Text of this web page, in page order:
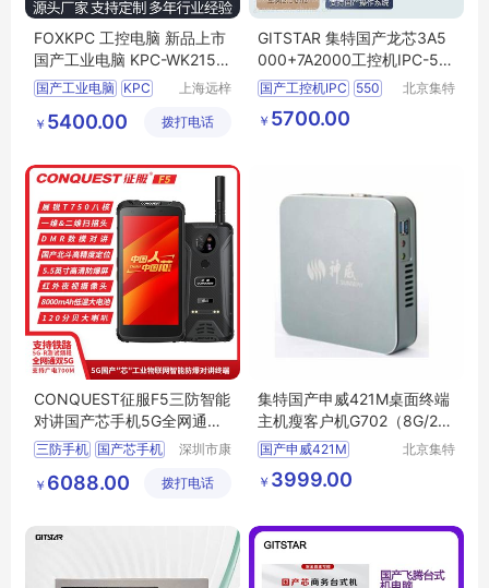
FOXKPC 工控电脑 新品上市
国产工业电脑 KPC-WK215A
-FOXKPC
国产工业电脑
KPC
FOXKPC
上海远梓
有限公司
￥ 5400.00 拨打电话
GITSTAR 集特国产龙芯3A5
000+7A2000工控机IPC-55
0工业电脑主机
国产工控机IPC
550
国产兆芯工控机
国产龙芯工控机
北京集特
￥ 5700.00
CONQUEST征服F5三防智能
对讲国产芯手机5G全网通手
持巡检终端
三防手机 国产芯手机
深圳市康
讯设备有
￥ 6088.00 拨打电话
集特国产申威421M桌面终端
主机瘦客户机G702（8G/25
6GSSD）
国产申威421M
申威瘦客户机G702
麒麟系统国产电脑
节能环保产品厂家定制
北京集特
￥ 3999.00